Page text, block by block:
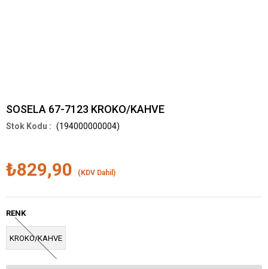
SOSELA 67-7123 KROKO/KAHVE
(194000000004)
₺829,90 (KDV Dahil)
RENK
KROKO/KAHVE